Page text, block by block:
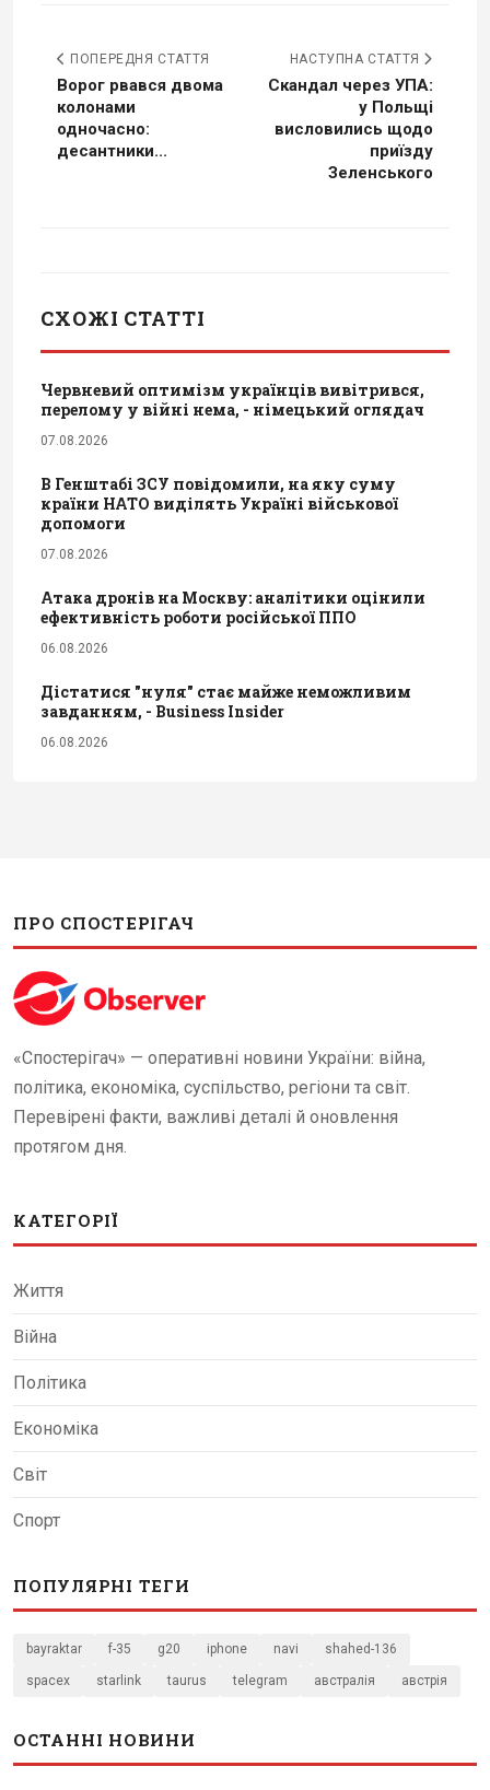
ПОПЕРЕДНЯ СТАТТЯ
Ворог рвався двома
колонами
одночасно:
десантники...
НАСТУПНА СТАТТЯ
Скандал через УПА:
у Польщі
висловились щодо
приїзду
Зеленського
СХОЖІ СТАТТІ
Червневий оптимізм українців вивітрився,
перелому у війні нема, - німецький оглядач
07.08.2026
В Генштабі ЗСУ повідомили, на яку суму
країни НАТО виділять Україні військової
допомоги
07.08.2026
Атака дронів на Москву: аналітики оцінили
ефективність роботи російської ППО
06.08.2026
Дістатися "нуля" стає майже неможливим
завданням, - Business Insider
06.08.2026
ПРО СПОСТЕРІГАЧ
«Спостерігач» — оперативні новини України: війна,
політика, економіка, суспільство, регіони та світ.
Перевірені факти, важливі деталі й оновлення
протягом дня.
КАТЕГОРІЇ
Життя
Війна
Політика
Економіка
Світ
Спорт
ПОПУЛЯРНІ ТЕГИ
bayraktar f-35 g20 iphone navi shahed-136
spacex starlink taurus telegram австралія австрія
ОСТАННІ НОВИНИ